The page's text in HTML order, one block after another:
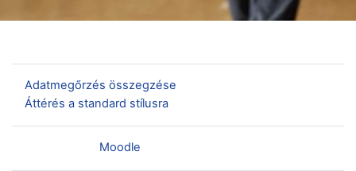
Adatmegőrzés összegzése
Áttérés a standard stílusra
Moodle